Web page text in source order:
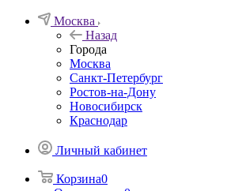
Москва
Назад
Города
Москва
Санкт-Петербург
Ростов-на-Дону
Новосибирск
Краснодар
Личный кабинет
Корзина0